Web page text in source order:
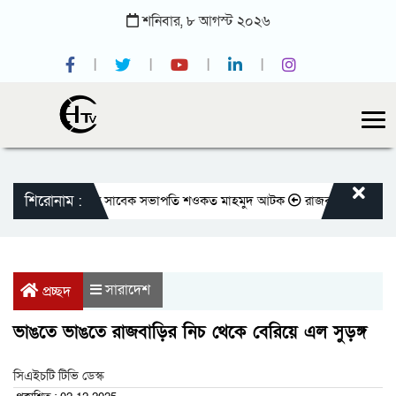
শনিবার,৮আগস্ট ২০২৬
শিরোনাম :
প্রেসক্লাবের সাবেক সভাপতি শওকত মাহমুদ আটক রাজবাড়ীতে বীর
প্রচ্ছদ সারাদেশ
ভাঙতে ভাঙতে রাজবাড়ির নিচ থেকে বেরিয়ে এল সুড়ঙ্গ
সিএইচটি টিভি ডেস্ক